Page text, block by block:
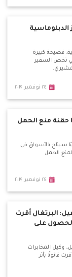
فضيحة كبيرة
تخص السفير
٢٤ نوفمبر ٢٠١٩
حقنة منع الحمل
سيتاح بالأسواق في
الحمل
٢٤ نوفمبر ٢٠١٩
البرتغال أقرت
الحصول على
وكيل المخابرات
قانونًا بأثر